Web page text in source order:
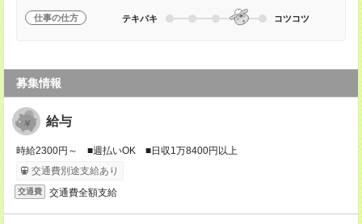
仕事の仕方 テキパキ コツコツ
募集情報
給与
時給2300円～ ■週払いOK ■日収1万8400円以上
交通費別途支給あり
交通費 交通費全額支給